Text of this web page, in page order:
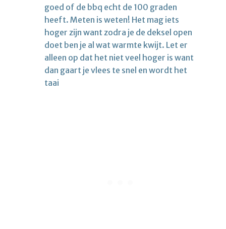
goed of de bbq echt de 100 graden
heeft. Meten is weten! Het mag iets
hoger zijn want zodra je de deksel open
doet ben je al wat warmte kwijt. Let er
alleen op dat het niet veel hoger is want
dan gaart je vlees te snel en wordt het
taai